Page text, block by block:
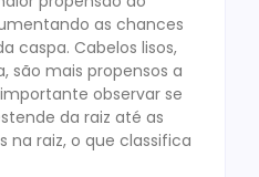
as chances
caspa. Cabelos lisos,
são mais propensos a
observar se
da raiz até as
na raiz, o que classifica